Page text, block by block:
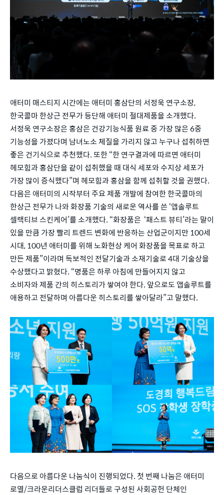
애터미 매스티지 시간에는 애터미 홍삼단의 서정욱 연구소장,
한국콜마 한상근 전무가 등단해 애터미 절대제품을 소개했다.
서정욱 연구소장은 홍삼은 건강기능식품 원료 중 가장 많은 6중
기능성을 가졌다며 남녀노소 체질을 가리지 않고 누구나 섭취하면
좋은 건기식으로 추천했다. 또한 “한 연구결과에 따르면 애터미
헤모힘과 홍삼단을 같이 섭취했을 때 대식 세포와 수지상 세포가
가장 많이 증식했다”며 헤모힘과 홍삼을 함께 섭취할 것을 권했다.
다음은 애터미의 시작부터 주요 제품 개발에 참여한 한국콜마의
한상근 전무가 나와 화장품 기술의 새로운 역사를 쓴 ‘앱솔루트
셀랙티브 스킨케어’를 소개했다. “화장품은 ‘패스트 뷰티’라는 말이
있을 만큼 가장 빨리 트렌드 변화에 반응하는 산업군이지만 100세
시대, 100년 애터미를 위해 노화현상 케어 화장품을 목표로 하고
만든 제품”이라며 독보적인 전달기술과 소재기술로 4대 기술상을
수상했다고 밝혔다. “명품은 하루 아침에 만들어지지 않고
소비자와 제품 간의 히스토리가 쌓여야 한다. 앞으로도 앱솔루트를
애용하고 전달하며 아름다운 히스토리를 쌓아달라”고 말했다.
다음으로 아름다운 나눔식이 진행되었다. 첫 번째 나눔은 애터미
로열/크라운리더스클럽 리더들로 구성된 사회공헌 단체인